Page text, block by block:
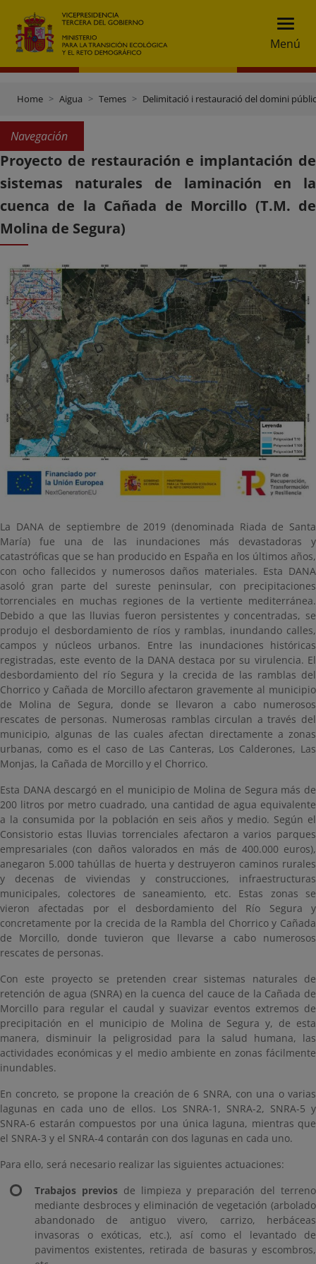
Menú
Home Aigua Temes Delimitació i restauració del domini
Navegación
Proyecto de restauración e implantación de
sistemas naturales de laminación en la
cuenca de la Cañada de Morcillo (T.M. de
Molina de Segura)
La DANA de septiembre de 2019 (denominada Riada de Santa
María) fue una de las inundaciones más devastadoras y
catastróficas que se han producido en España en los últimos años,
con ocho fallecidos y numerosos daños materiales. Esta DANA
asoló gran parte del sureste peninsular, con precipitaciones
torrenciales en muchas regiones de la vertiente mediterránea.
Debido a que las lluvias fueron persistentes y concentradas, se
produjo el desbordamiento de ríos y ramblas, inundando calles,
campos y núcleos urbanos. Entre las inundaciones históricas
registradas, este evento de la DANA destaca por su virulencia. El
desbordamiento del río Segura y la crecida de las ramblas del
Chorrico y Cañada de Morcillo afectaron gravemente al municipio
de Molina de Segura, donde se llevaron a cabo numerosos
rescates de personas. Numerosas ramblas circulan a través del
municipio, algunas de las cuales afectan directamente a zonas
urbanas, como es el caso de Las Canteras, Los Calderones, Las
Monjas, la Cañada de Morcillo y el Chorrico.
Esta DANA descargó en el municipio de Molina de Segura más de
200 litros por metro cuadrado, una cantidad de agua equivalente
a la consumida por la población en seis años y medio. Según el
Consistorio estas lluvias torrenciales afectaron a varios parques
empresariales (con daños valorados en más de 400.000 euros),
anegaron 5.000 tahúllas de huerta y destruyeron caminos rurales
y decenas de viviendas y construcciones, infraestructuras
municipales, colectores de saneamiento, etc. Estas zonas se
vieron afectadas por el desbordamiento del Río Segura y
concretamente por la crecida de la Rambla del Chorrico y Cañada
de Morcillo, donde tuvieron que llevarse a cabo numerosos
rescates de personas.
Con este proyecto se pretenden crear sistemas naturales de
retención de agua (SNRA) en la cuenca del cauce de la Cañada de
Morcillo para regular el caudal y suavizar eventos extremos de
precipitación en el municipio de Molina de Segura y, de esta
manera, disminuir la peligrosidad para la salud humana, las
actividades económicas y el medio ambiente en zonas fácilmente
inundables.
En concreto, se propone la creación de 6 SNRA, con una o varias
lagunas en cada uno de ellos. Los SNRA-1, SNRA-2, SNRA-5 y
SNRA-6 estarán compuestos por una única laguna, mientras que
el SNRA-3 y el SNRA-4 contarán con dos lagunas en cada uno.
Para ello, será necesario realizar las siguientes actuaciones:
Trabajos previosde limpieza y preparación del terreno
mediante desbroces y eliminación de vegetación (arbolado
abandonado de antiguo vivero, carrizo, herbáceas
invasoras o exóticas, etc.), así como el levantado de
pavimentos existentes, retirada de basuras y escombros,